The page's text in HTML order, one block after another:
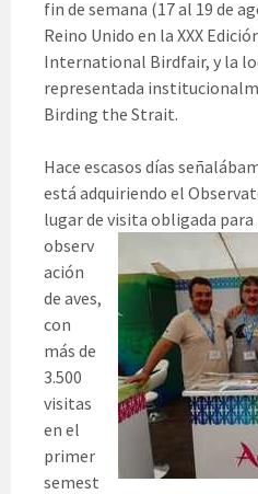
fin de semana (17 al 19 de
Reino Unido en la XXX
International Birdfair, y la
representada
Birding the Strait.
Hace escasos días
está adquiriendo el
lugar de visita obligada para
observ
ación
de aves,
con
más de
3.500
visitas
en el
primer
semest